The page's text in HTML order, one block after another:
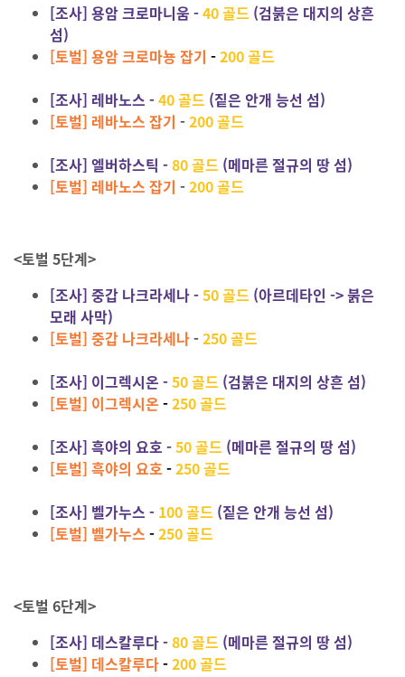
[조사] 용암 크로마니움 -40 골드 (검붉은 대지의 상흔
섬)
[토벌] 용암 크로마뇽 잡기 -200 골드
[조사] 레바노스 -40 골드 (짙은 안개 능선 섬)
[토벌] 레바노스 잡기 -200 골드
[조사] 엘버하스틱 -80 골드 (메마른 절규의 땅 섬)
[토벌] 레바노스 잡기 -200 골드
<토벌 5단계>
[조사] 중갑 나크라세나 -50 골드 (아르데타인 -> 붉은
모래 사막)
[토벌] 중갑 나크라세나-250 골드
[조사] 이그렉시온 -50 골드 (검붉은 대지의 상흔 섬)
[토벌] 이그렉시온 -250 골드
[조사] 흑야의 요호 -50 골드 (메마른 절규의 땅 섬)
[토벌] 흑야의 요호 -250 골드
[조사] 벨가누스 - 100 골드 (짙은 안개 능선 섬)
[토벌] 벨가누스 -250 골드
<토벌 6단계>
[조사] 데스칼루다 -80 골드 (메마른 절규의 땅 섬)
[토벌] 데스칼루다-200 골드